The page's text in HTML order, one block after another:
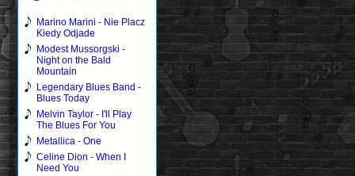
Marino Marini - Nie Placz
Kiedy Odjade
Modest Mussorgski -
Night on the Bald
Mountain
Legendary Blues Band -
Blues Today
Melvin Taylor - I'll Play
The Blues For You
Metallica - One
Celine Dion - When I
Need You